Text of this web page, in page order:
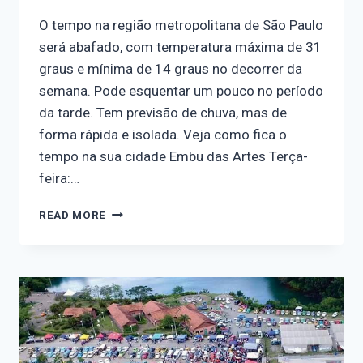
O tempo na região metropolitana de São Paulo
será abafado, com temperatura máxima de 31
graus e mínima de 14 graus no decorrer da
semana. Pode esquentar um pouco no período
da tarde. Tem previsão de chuva, mas de
forma rápida e isolada. Veja como fica o
tempo na sua cidade Embu das Artes Terça-
feira:…
READ MORE